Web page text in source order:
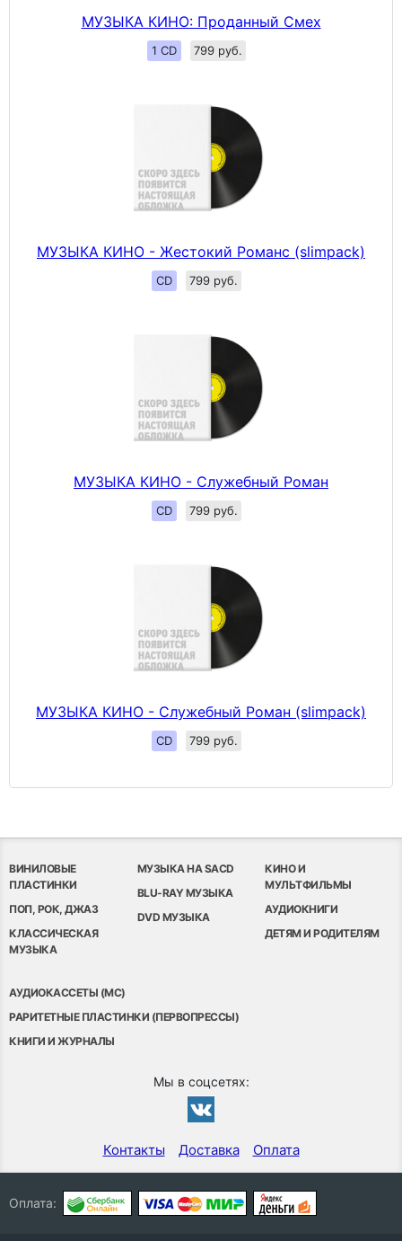
МУЗЫКА КИНО: Проданный Смех
1 CD 799 руб.
МУЗЫКА КИНО - Жестокий Романс (slimpack)
CD 799 руб.
МУЗЫКА КИНО - Служебный Роман
CD 799 руб.
МУЗЫКА КИНО - Служебный Роман (slimpack)
CD 799 руб.
ВИНИЛОВЫЕ
ПЛАСТИНКИ
ПОП, РОК, ДЖАЗ
КЛАССИЧЕСКАЯ
МУЗЫКА
МУЗЫКА НА SACD
BLU-RAY МУЗЫКА
DVD МУЗЫКА
КИНО И
МУЛЬТФИЛЬМЫ
АУДИОКНИГИ
ДЕТЯМ И РОДИТЕЛЯМ
АУДИОКАССЕТЫ (MC)
РАРИТЕТНЫЕ ПЛАСТИНКИ (ПЕРВОПРЕССЫ)
КНИГИ И ЖУРНАЛЫ
Мы в соцсетях:
Контакты Доставка Оплата
Оплата: